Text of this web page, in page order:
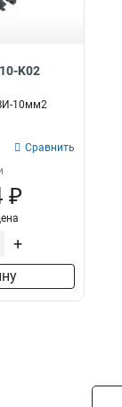
K02
10мм2
Сравнить
₽
+